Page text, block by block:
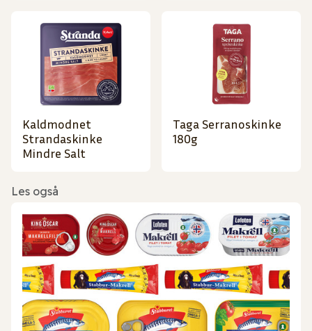
Kaldmodnet
Strandaskinke
Mindre Salt
Taga Serranoskinke
180g
Les også